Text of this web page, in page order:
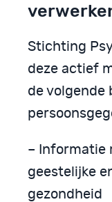
Stichting
deze actief
de volgende
– Informatie
geestelijke
gezondheid